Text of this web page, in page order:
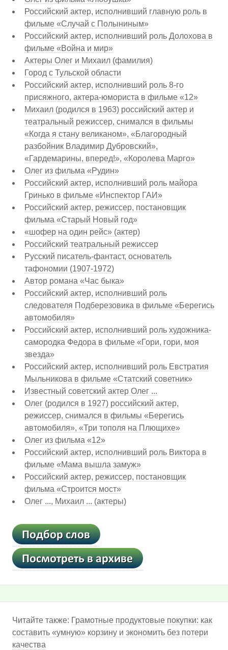
Российский актер, исполнивший главную роль в
фильме «Случай с Полыниным»
Российский актер, исполнивший роль Долохова в
фильме «Война и мир»
Актеры Олег и Михаил (фамилия)
Город с Тульской области
Российский актер, исполнивший роль 8-го
присяжного, актера-юмориста в фильме «12»
Михаил (родился в 1963) российский актер и
театральный режиссер, снимался в фильмы
«Когда я стану великаном», «Благородный
разбойник Владимир Дубровский»,
«Гардемарины, вперед!», «Королева Марго»
Олег из фильма «Рудин»
Российский актер, исполнивший роль майора
Гринько в фильме «Инспектор ГАИ»
Российский актер, режиссер, постановщик
фильма «Старый Новый год»
«шофер на один рейс» (актер)
Российский театральный режиссер
Русский писатель-фантаст, основатель
тафономии (1907-1972)
Автор романа «Час быка»
Российский актер, исполнивший роль
следователя Подберезовика в фильме «Берегись
автомобиля»
Российский актер, исполнивший роль художника-
самородка Федора в фильме «Гори, гори, моя
звезда»
Российский актер, исполнивший роль Евстратия
Мыльникова в фильме «Статский советник»
Известный советский актер Олег ...
Олег (родился в 1927) российский актер,
режиссер, снимался в фильмы «Берегись
автомобиля», «Три тополя на Плющихе»
Олег из фильма «12»
Российский актер, исполнивший роль Виктора в
фильме «Мама вышла замуж»
Российский актер, режиссер, постановщик
фильма «Строится мост»
Олег ..., Михаил ... (актеры)
Читайте также: Грамотные продуктовые покупки: как
составить «умную» корзину и экономить без потери
качества